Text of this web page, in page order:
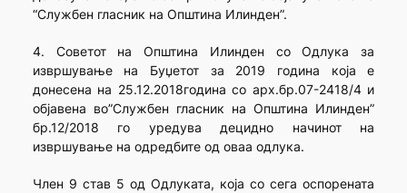
“Службен гласник на Општина Илиндeн”.
4. Советот на Општина Илинден со Одлука за
извршување на Буџетот за 2019 година која е
донесена на 25.12.2018година со арх.бр.07-2418/4 и
објавена во”Службен гласник на Општина Илинден”
бр.12/2018 го уредува децидно начинот на
извршување на одредбите од оваа одлука.
Член 9 став 5 од Одлуката, која со сега оспорената